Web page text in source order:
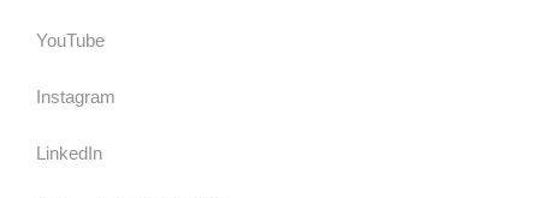
YouTube
Instagram
LinkedIn